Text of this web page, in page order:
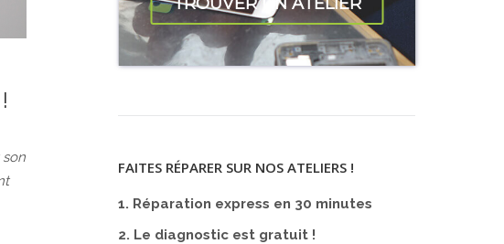
FAITES RÉPARER SUR NOS ATELIERS !
1. Réparation express en 30 minutes
2. Le diagnostic est gratuit !